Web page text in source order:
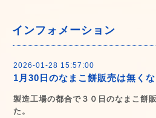
インフォメーション
2026-01-28 15:57:00
1月30日のなまこ餅販売は無く
製造工場の都合で３０日のなまこ餅
た。